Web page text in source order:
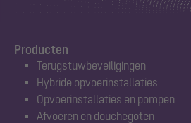
Producten
Terugstuwbeveiligingen
Hybride opvoerinstallaties
Opvoerinstallaties en pompen
Afvoeren en douchegoten